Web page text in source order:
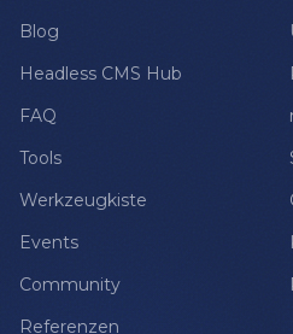
Blog
Headless CMS Hub
FAQ
Tools
Werkzeugkiste
Events
Community
Referenzen